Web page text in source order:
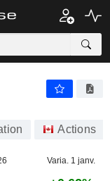
Actions
Varia. 1 janv.